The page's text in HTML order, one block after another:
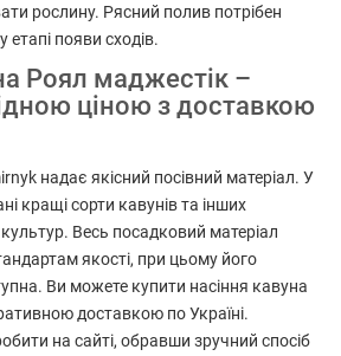
рослину. Рясний полив потрібен
появи сходів.
Роял маджестік –
ціною з доставкою
надає якісний посівний матеріал. У
кращі сорти кавунів та інших
Весь посадковий матеріал
якості, при цьому його
Ви можете купити насіння кавуна
доставкою по Україні.
на сайті, обравши зручний спосіб